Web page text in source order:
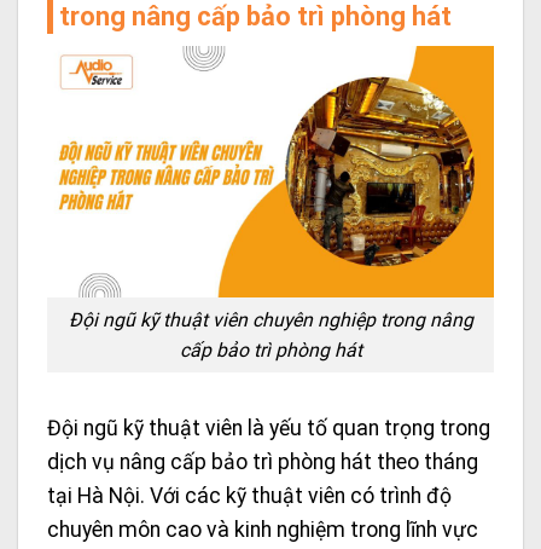
trong nâng cấp bảo trì phòng hát
Đội ngũ kỹ thuật viên chuyên nghiệp trong nâng
cấp bảo trì phòng hát
Đội ngũ kỹ thuật viên là yếu tố quan trọng trong
dịch vụ nâng cấp bảo trì phòng hát theo tháng
tại Hà Nội. Với các kỹ thuật viên có trình độ
chuyên môn cao và kinh nghiệm trong lĩnh vực